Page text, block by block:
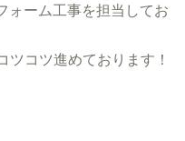
ォーム工事を担当してお
コツ進めております！